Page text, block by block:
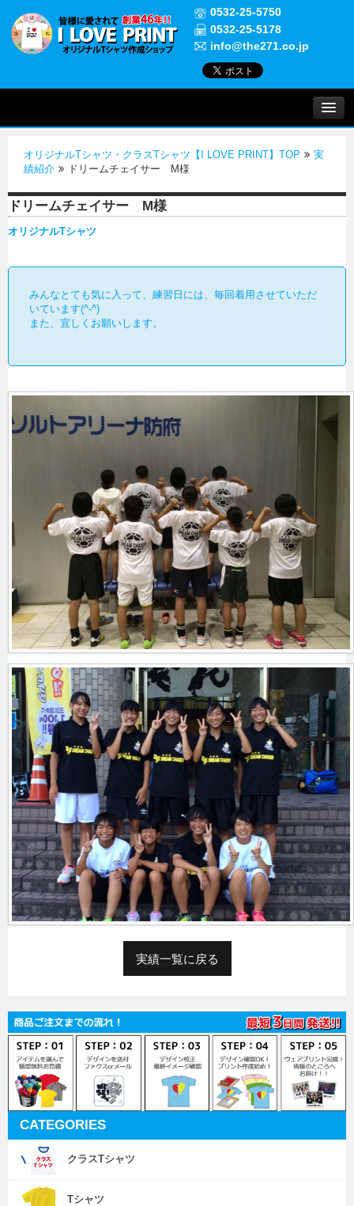
0532-25-5750
0532-25-5178
info@the271.co.jp
実績紹介
よくある質問
お問い合わせ
無料カタログ請求
簡単お見積り
FAX用紙のダウンロード
オリジナルTシャツ・クラスTシャツ【I LOVE PRINT】TOP
実
績紹介
ドリームチェイサー M様
ドリームチェイサー M様
オリジナルTシャツ
みんなとても気に入って、練習日には、毎回着用させていただ
いています(^-^)
また、宜しくお願いします。
CATEGORIES
クラスTシャツ
Tシャツ